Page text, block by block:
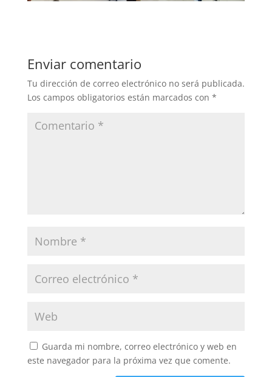
Enviar comentario
Tu dirección de correo electrónico no será publicada.
Los campos obligatorios están marcados con *
Guarda mi nombre, correo electrónico y web en
este navegador para la próxima vez que comente.